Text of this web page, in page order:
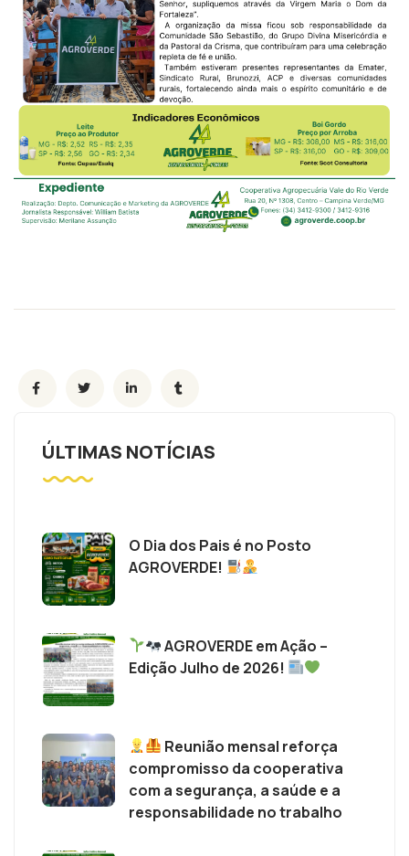
ÚLTIMAS NOTÍCIAS
O Dia dos Pais é no Posto
AGROVERDE!
AGROVERDE em Ação –
Edição Julho de 2026!
Reunião mensal reforça
compromisso da cooperativa
com a segurança, a saúde e a
responsabilidade no trabalho